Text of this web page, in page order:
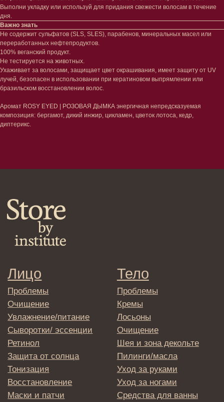
Выполни укладку или используй для придания свежести волосам в течение
дня.
Важно знать
Не содержит сульфатов (SLS, SLES), парабенов, минеральных масел или
переработанных нефтепродуктов.
100% веганский продукт.
Не тестируется на животных.
Ухаживает за волосами, защищает цвет окрашивания, имеет защиту от UV
лучей, безопасен в использовании при кератиновом выпрямлении или
бразильском восстановлении волос.
Аромат ROSY EYED | РОЗОВАЯ ДЫМКА энергичная непредсказуемая
композиция: бергамот, дикий инжир, цикламен, цветок лотоса, кедр,
диптерикс.
Кремы
Лосьоны
Очищение
Шея и зона декольте
Пилинги/масла
Средства для ванны
Гаджеты
Сертификаты
Наборы
Клиентам
Система лояльности
Доставка и самовывоз
Оплата и возврат
Согласие на обработку
Договор оферта
Реквизиты и контакты
Подписаться
E-mail
Отправляя адрес электронной почты
вы соглашаетесь с политикой в отношении
обработки персональных данных
Очищение
Увлажнение/питание
Сыворотки/ эссенции
Ретинол
Защита от солнца
Восстановление
Маски и патчи
Волосы
Спреи